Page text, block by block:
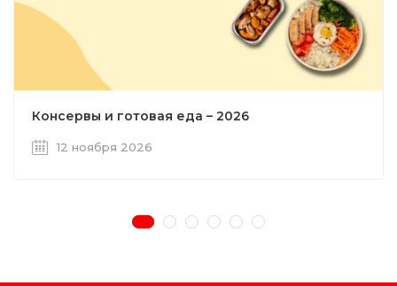
Консервы и готовая еда – 2026
12 ноября 2026